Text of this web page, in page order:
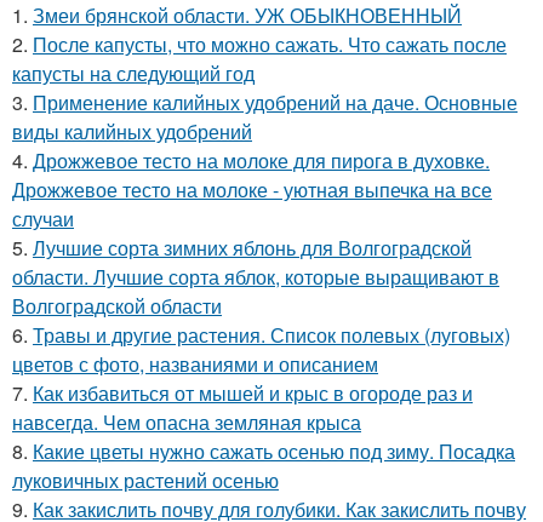
1. Змеи брянской области. УЖ ОБЫКНОВЕННЫЙ
2. После капусты, что можно сажать. Что сажать после
капусты на следующий год
3. Применение калийных удобрений на даче. Основные
виды калийных удобрений
4. Дрожжевое тесто на молоке для пирога в духовке.
Дрожжевое тесто на молоке - уютная выпечка на все
случаи
5. Лучшие сорта зимних яблонь для Волгоградской
области. Лучшие сорта яблок, которые выращивают в
Волгоградской области
6. Травы и другие растения. Список полевых (луговых)
цветов с фото, названиями и описанием
7. Как избавиться от мышей и крыс в огороде раз и
навсегда. Чем опасна земляная крыса
8. Какие цветы нужно сажать осенью под зиму. Посадка
луковичных растений осенью
9. Как закислить почву для голубики. Как закислить почву